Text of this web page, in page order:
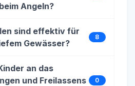
Angeln?
sind effektiv für
Gewässer?
8
an das
und Freilassens
0